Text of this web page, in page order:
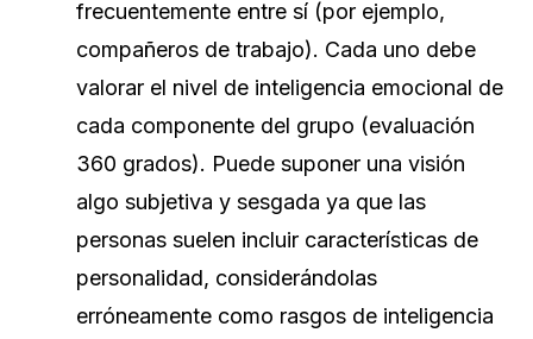
frecuentemente entre sí (por ejemplo,
compañeros de trabajo). Cada uno debe
valorar el nivel de inteligencia emocional de
cada componente del grupo (evaluación
360 grados). Puede suponer una visión
algo subjetiva y sesgada ya que las
personas suelen incluir características de
personalidad, considerándolas
erróneamente como rasgos de inteligencia